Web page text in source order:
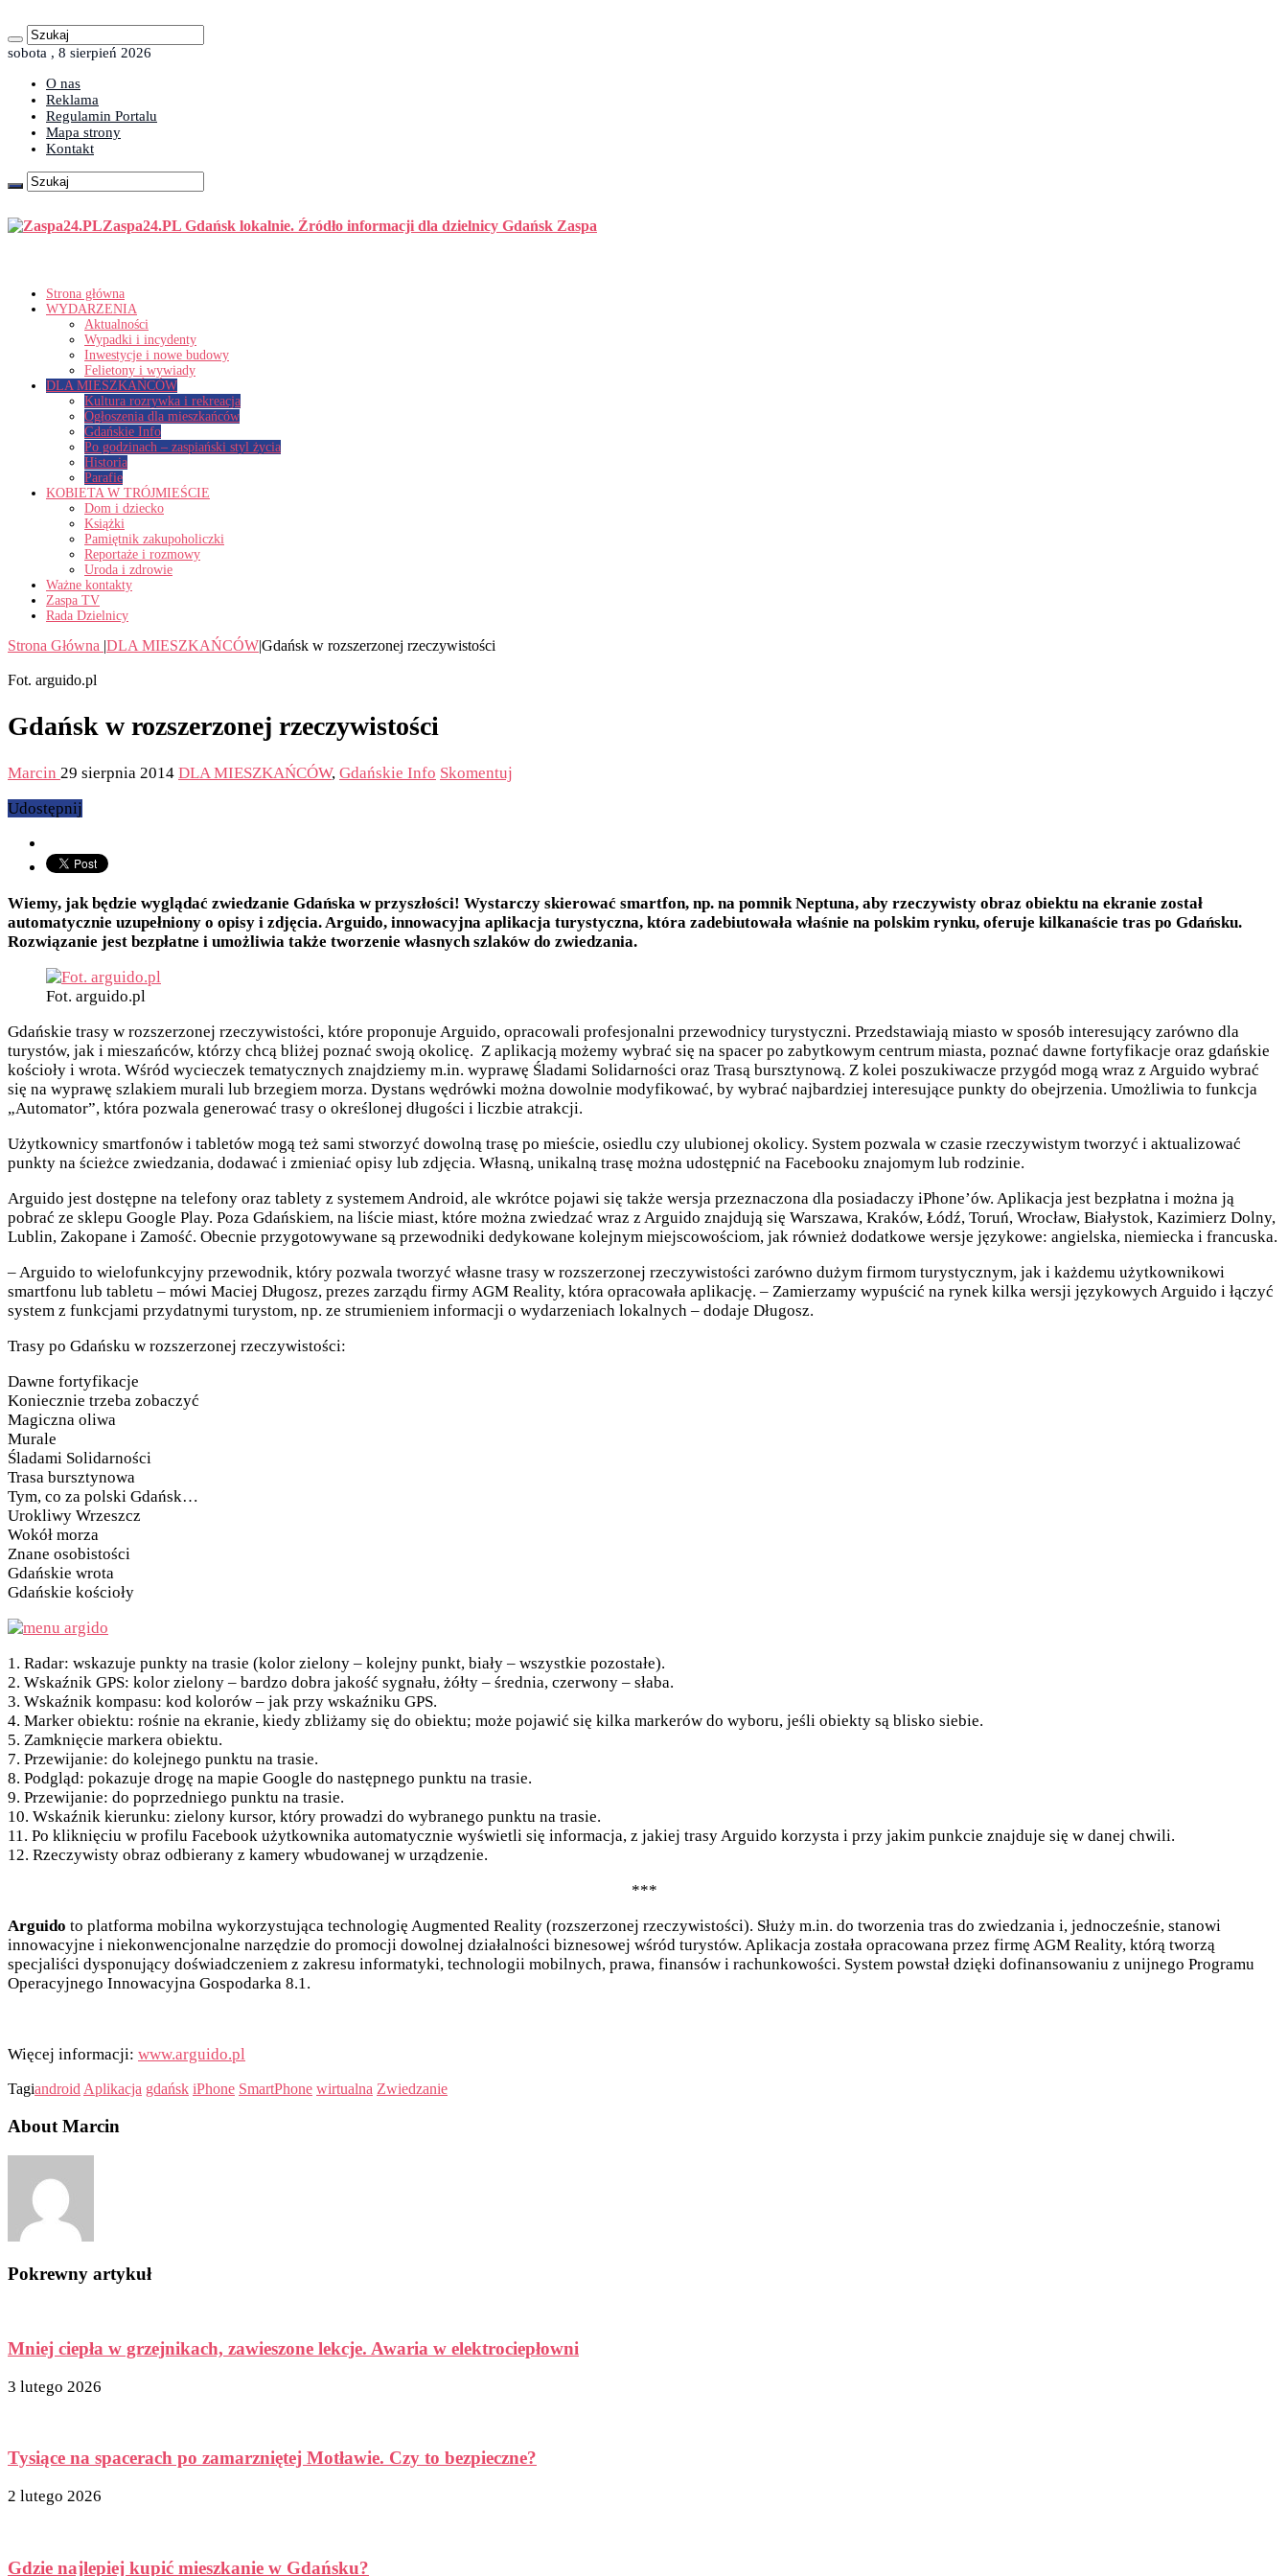
sobota , 8 sierpień 2026
O nas
Reklama
Regulamin Portalu
Mapa strony
Kontakt
Zaspa24.PL Gdańsk lokalnie. Źródło informacji dla dzielnicy Gdańsk Zaspa
Strona główna
WYDARZENIA
Aktualności
Wypadki i incydenty
Inwestycje i nowe budowy
Felietony i wywiady
DLA MIESZKAŃCÓW
Kultura rozrywka i rekreacja
Ogłoszenia dla mieszkańców
Gdańskie Info
Po godzinach – zaspiański styl życia
Historia
Parafie
KOBIETA W TRÓJMIEŚCIE
Dom i dziecko
Książki
Pamiętnik zakupoholiczki
Reportaże i rozmowy
Uroda i zdrowie
Ważne kontakty
Zaspa TV
Rada Dzielnicy
Strona Główna |DLA MIESZKAŃCÓW|Gdańsk w rozszerzonej rzeczywistości
Fot. arguido.pl
Gdańsk w rozszerzonej rzeczywistości
Marcin 29 sierpnia 2014 DLA MIESZKAŃCÓW, Gdańskie Info Skomentuj
Udostępnij
Wiemy, jak będzie wyglądać zwiedzanie Gdańska w przyszłości! Wystarczy skierować smartfon, np. na pomnik Neptuna, aby rzeczywisty obraz obiektu na ekranie został
automatycznie uzupełniony o opisy i zdjęcia. Arguido, innowacyjna aplikacja turystyczna, która zadebiutowała właśnie na polskim rynku, oferuje kilkanaście tras po Gdańsku.
Rozwiązanie jest bezpłatne i umożliwia także tworzenie własnych szlaków do zwiedzania.
Fot. arguido.pl
Gdańskie trasy w rozszerzonej rzeczywistości, które proponuje Arguido, opracowali profesjonalni przewodnicy turystyczni. Przedstawiają miasto w sposób interesujący zarówno dla
turystów, jak i mieszańców, którzy chcą bliżej poznać swoją okolicę. Z aplikacją możemy wybrać się na spacer po zabytkowym centrum miasta, poznać dawne fortyfikacje oraz gdańskie
kościoły i wrota. Wśród wycieczek tematycznych znajdziemy m.in. wyprawę Śladami Solidarności oraz Trasą bursztynową. Z kolei poszukiwacze przygód mogą wraz z Arguido wybrać
się na wyprawę szlakiem murali lub brzegiem morza. Dystans wędrówki można dowolnie modyfikować, by wybrać najbardziej interesujące punkty do obejrzenia. Umożliwia to funkcja
„Automator”, która pozwala generować trasy o określonej długości i liczbie atrakcji.
Użytkownicy smartfonów i tabletów mogą też sami stworzyć dowolną trasę po mieście, osiedlu czy ulubionej okolicy. System pozwala w czasie rzeczywistym tworzyć i aktualizować
punkty na ścieżce zwiedzania, dodawać i zmieniać opisy lub zdjęcia. Własną, unikalną trasę można udostępnić na Facebooku znajomym lub rodzinie.
Arguido jest dostępne na telefony oraz tablety z systemem Android, ale wkrótce pojawi się także wersja przeznaczona dla posiadaczy iPhone’ów. Aplikacja jest bezpłatna i można ją
pobrać ze sklepu Google Play. Poza Gdańskiem, na liście miast, które można zwiedzać wraz z Arguido znajdują się Warszawa, Kraków, Łódź, Toruń, Wrocław, Białystok, Kazimierz Dolny,
Lublin, Zakopane i Zamość. Obecnie przygotowywane są przewodniki dedykowane kolejnym miejscowościom, jak również dodatkowe wersje językowe: angielska, niemiecka i francuska.
– Arguido to wielofunkcyjny przewodnik, który pozwala tworzyć własne trasy w rozszerzonej rzeczywistości zarówno dużym firmom turystycznym, jak i każdemu użytkownikowi
smartfonu lub tabletu – mówi Maciej Długosz, prezes zarządu firmy AGM Reality, która opracowała aplikację. – Zamierzamy wypuścić na rynek kilka wersji językowych Arguido i łączyć
system z funkcjami przydatnymi turystom, np. ze strumieniem informacji o wydarzeniach lokalnych – dodaje Długosz.
Trasy po Gdańsku w rozszerzonej rzeczywistości:
Dawne fortyfikacje
Koniecznie trzeba zobaczyć
Magiczna oliwa
Murale
Śladami Solidarności
Trasa bursztynowa
Tym, co za polski Gdańsk…
Urokliwy Wrzeszcz
Wokół morza
Znane osobistości
Gdańskie wrota
Gdańskie kościoły
1. Radar: wskazuje punkty na trasie (kolor zielony – kolejny punkt, biały – wszystkie pozostałe).
2. Wskaźnik GPS: kolor zielony – bardzo dobra jakość sygnału, żółty – średnia, czerwony – słaba.
3. Wskaźnik kompasu: kod kolorów – jak przy wskaźniku GPS.
4. Marker obiektu: rośnie na ekranie, kiedy zbliżamy się do obiektu; może pojawić się kilka markerów do wyboru, jeśli obiekty są blisko siebie.
5. Zamknięcie markera obiektu.
7. Przewijanie: do kolejnego punktu na trasie.
8. Podgląd: pokazuje drogę na mapie Google do następnego punktu na trasie.
9. Przewijanie: do poprzedniego punktu na trasie.
10. Wskaźnik kierunku: zielony kursor, który prowadzi do wybranego punktu na trasie.
11. Po kliknięciu w profilu Facebook użytkownika automatycznie wyświetli się informacja, z jakiej trasy Arguido korzysta i przy jakim punkcie znajduje się w danej chwili.
12. Rzeczywisty obraz odbierany z kamery wbudowanej w urządzenie.
***
Arguido to platforma mobilna wykorzystująca technologię Augmented Reality (rozszerzonej rzeczywistości). Służy m.in. do tworzenia tras do zwiedzania i, jednocześnie, stanowi
innowacyjne i niekonwencjonalne narzędzie do promocji dowolnej działalności biznesowej wśród turystów. Aplikacja została opracowana przez firmę AGM Reality, którą tworzą
specjaliści dysponujący doświadczeniem z zakresu informatyki, technologii mobilnych, prawa, finansów i rachunkowości. System powstał dzięki dofinansowaniu z unijnego Programu
Operacyjnego Innowacyjna Gospodarka 8.1.
Więcej informacji: www.arguido.pl
Tagiandroid Aplikacja gdańsk iPhone SmartPhone wirtualna Zwiedzanie
About Marcin
Pokrewny artykuł
Mniej ciepła w grzejnikach, zawieszone lekcje. Awaria w elektrociepłowni
3 lutego 2026
Tysiące na spacerach po zamarzniętej Motławie. Czy to bezpieczne?
2 lutego 2026
Gdzie najlepiej kupić mieszkanie w Gdańsku?